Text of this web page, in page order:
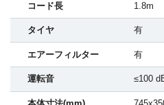
コード長 1.8m
タイヤ 有
エアーフィルター 有
運転音 ≤100